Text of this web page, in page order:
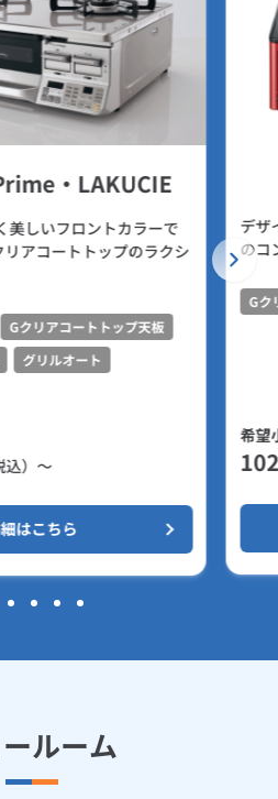
・LAKUCIE
美しいフロントカラーで
アコートトップのラクシ
Gクリアコートトップ天板
グリルオート
込）～
はこちら
デザ
のコ
Gク
希望
ルーム